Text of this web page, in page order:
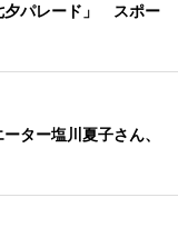
夕パレード」 スポー
ター塩川夏子さん、